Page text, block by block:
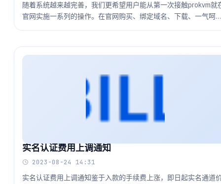
随着系统越来越完善，我们更希望用户能从第一次接触prokvm就
官网实施一系列的操作。在官网购买、绑定域名、下载、一气呵
实名认证费用上调通知
2023-08-24 14:31
实名认证费用上调通知鉴于入款的手续费上涨，即日起实名通道